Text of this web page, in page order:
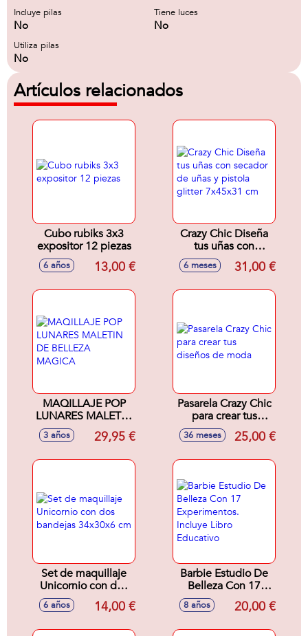
Incluye pilas
No
Tiene luces
No
Utiliza pilas
No
Artículos relacionados
Cubo rubiks 3x3
expositor 12 piezas
6 años 13,00 €
Crazy Chic Diseña
tus uñas con
secador de uñas y
pistola glitter
6 meses 31,00 €
MAQILLAJE POP
LUNARES MALETIN
DE BELLEZA
MAGICA
3 años 29,95 €
Pasarela Crazy Chic
para crear tus
diseños de moda
36 meses 25,00 €
Set de maquillaje
Unicornio con dos
bandejas 34x30x6
6 años 14,00 €
Barbie Estudio De
Belleza Con 17
Experimentos.
Incluye Libro
8 años 20,00 €